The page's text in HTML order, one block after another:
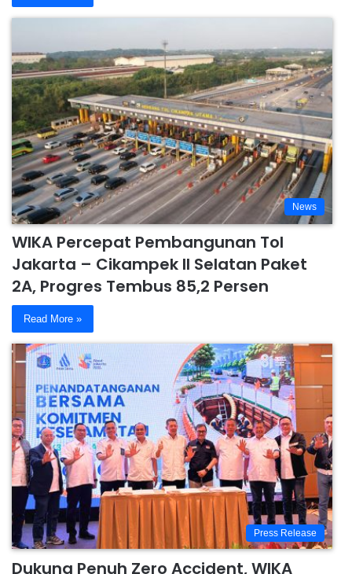
News
WIKA Percepat Pembangunan Tol
Jakarta – Cikampek II Selatan Paket
2A, Progres Tembus 85,2 Persen
Read More »
Press Release
Dukung Penuh Zero Accident, WIKA